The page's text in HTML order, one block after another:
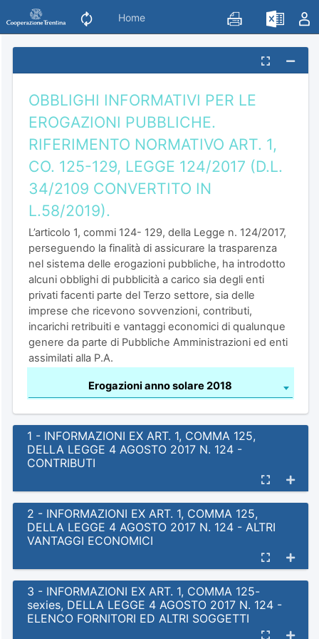
Home
OBBLIGHI INFORMATIVI PER LE
EROGAZIONI PUBBLICHE.
RIFERIMENTO NORMATIVO ART. 1,
CO. 125-129, LEGGE 124/2017 (D.L.
34/2109 CONVERTITO IN
L.58/2019).
L’articolo 1, commi 124- 129, della Legge n. 124/2017,
perseguendo la finalità di assicurare la trasparenza
nel sistema delle erogazioni pubbliche, ha introdotto
alcuni obblighi di pubblicità a carico sia degli enti
privati facenti parte del Terzo settore, sia delle
imprese che ricevono sovvenzioni, contributi,
incarichi retribuiti e vantaggi economici di qualunque
genere da parte di Pubbliche Amministrazioni ed enti
assimilati alla P.A.
Erogazioni anno solare 2018
1 - INFORMAZIONI EX ART. 1, COMMA 125,
DELLA LEGGE 4 AGOSTO 2017 N. 124 -
CONTRIBUTI
2 - INFORMAZIONI EX ART. 1, COMMA 125,
DELLA LEGGE 4 AGOSTO 2017 N. 124 - ALTRI
VANTAGGI ECONOMICI
3 - INFORMAZIONI EX ART. 1, COMMA 125-
sexies, DELLA LEGGE 4 AGOSTO 2017 N. 124 -
ELENCO FORNITORI ED ALTRI SOGGETTI